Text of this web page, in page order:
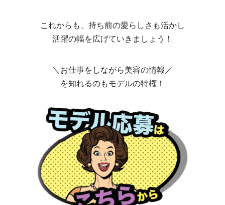
これからも、持ち前の愛らしさも活かし
活躍の幅を広げていきましょう！
＼お仕事をしながら美容の情報／
を知れるのもモデルの特権！